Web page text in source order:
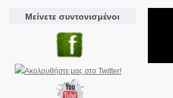
Μείνετε συντονισμένοι